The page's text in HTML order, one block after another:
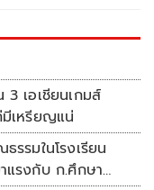
เอเชียนเกมส์
เหรียญแน่
รรมในโรงเรียน
แรงกับ ก.ศึกษา